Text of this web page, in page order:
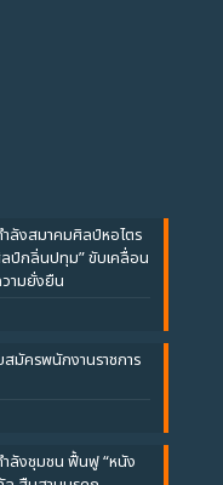
ลังสมาคมศิลป์หอไตร
ป์กลิ่นปทุม” ขับเคลื่อน
ามยั่งยืน
มัครพนักงานราชการ
ลังชุมชน ฟื้นฟู “หนัง